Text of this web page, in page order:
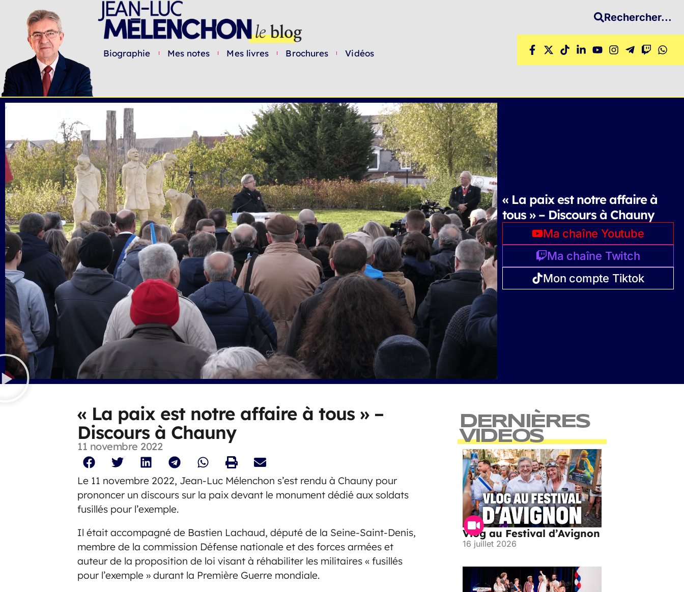
Biographie Mes notes Mes livres Brochures Vidéos
Rechercher...
« La paix est notre affaire à
tous » – Discours à Chauny
Ma chaîne Youtube
Ma chaîne Twitch
Mon compte Tiktok
« La paix est notre affaire à tous » –
Discours à Chauny
11 novembre 2022
Le 11 novembre 2022, Jean-Luc Mélenchon s’est rendu à Chauny pour
prononcer un discours sur la paix devant le monument dédié aux soldats
fusillés pour l’exemple.
Il était accompagné de Bastien Lachaud, député de la Seine-Saint-Denis,
membre de la commission Défense nationale et des forces armées et
auteur de la proposition de loi visant à réhabiliter les militaires « fusillés
pour l’exemple » durant la Première Guerre mondiale.
DERNIÈRES
VIDEOS
Vlog au Festival d’Avignon
16 juillet 2026